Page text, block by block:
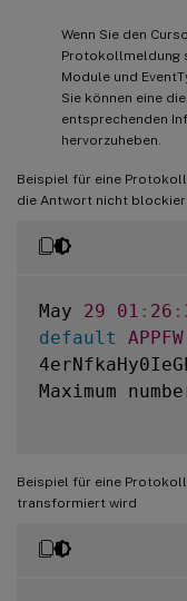
Wenn Sie den
Protokollmeldung
Module und
Sie können eine
entsprechenden
hervorzuheben.
Beispiel für eine
die Antwort nicht
May 29 01 : 26 :
default
APPFW
Maximum
Beispiel für eine
transformiert wird